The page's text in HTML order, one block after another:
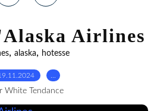
Airlines
, alaska, hotesse
White Tendance